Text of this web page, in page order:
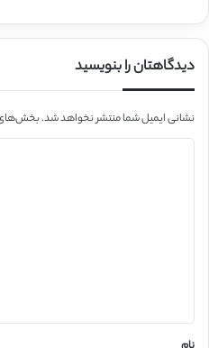
دیدگاهتان را بنویسید
نشانی ایمیل شما منتشر نخواهد شد.بخش‌های